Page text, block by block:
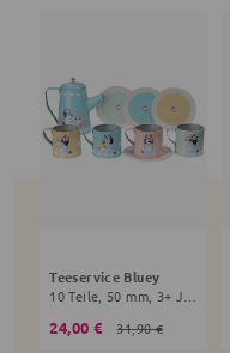
Teeservice Bluey
24,00 € 31,90 €